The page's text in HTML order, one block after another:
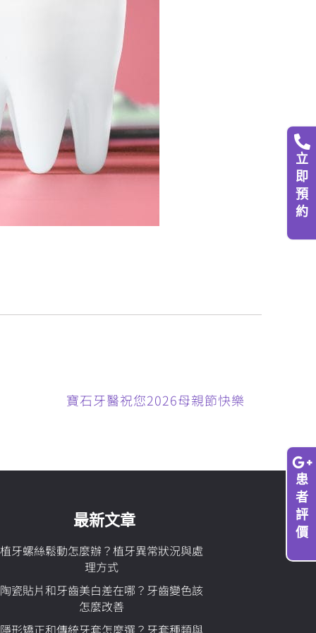
寶石牙醫祝您2026母親節快樂
立
即
預
約
患
者
評
價
最新文章
植牙螺絲鬆動怎麼辦？植牙異常狀況與處
理方式
陶瓷貼片和牙齒美白差在哪？牙齒變色該
怎麼改善
隱形矯正和傳統牙套怎麼選？牙套種類與